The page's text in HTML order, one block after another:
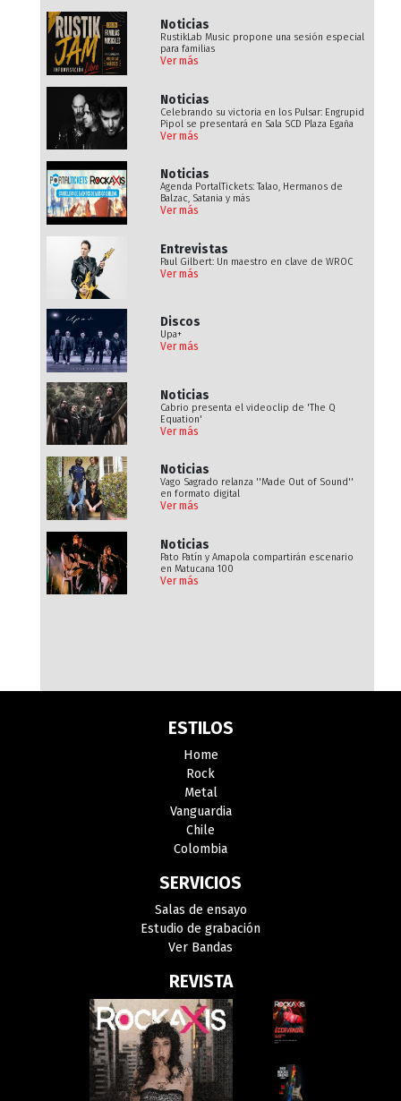
Noticias
RustikLab Music propone una sesión especial
para familias
Ver más
Noticias
Celebrando su victoria en los Pulsar: Engrupid
Pipol se presentará en Sala SCD Plaza Egaña
Ver más
Noticias
Agenda PortalTickets: Talao, Hermanos de
Balzac, Satania y más
Ver más
Entrevistas
Paul Gilbert: Un maestro en clave de WROC
Ver más
Discos
Upa+
Ver más
Noticias
Cabrio presenta el videoclip de 'The Q
Equation'
Ver más
Noticias
Vago Sagrado relanza ''Made Out of Sound''
en formato digital
Ver más
Noticias
Pato Patín y Amapola compartirán escenario
en Matucana 100
Ver más
ESTILOS
Home
Rock
Metal
Vanguardia
Chile
Colombia
SERVICIOS
Salas de ensayo
Estudio de grabación
Ver Bandas
REVISTA